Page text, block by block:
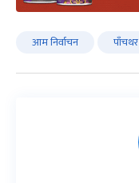
आम निर्वाचन पाँचथर